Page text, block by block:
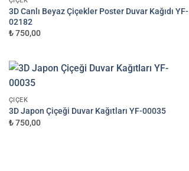
3D Canlı Beyaz Çiçekler Poster Duvar Kağıdı YF-
02182
₺ 750,00
ÇIÇEK
3D Japon Çiçeği Duvar Kağıtları YF-00035
₺ 750,00